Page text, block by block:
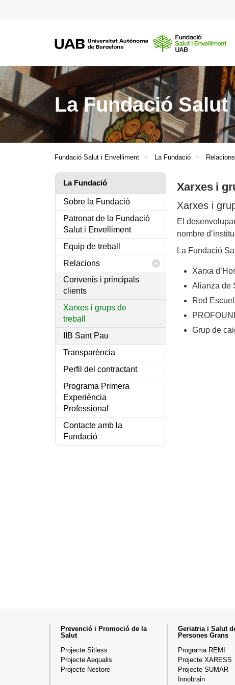
La Fundació
Fundació Salut i Envelliment La Fundació Relacions
La Fundació
Sobre la Fundació
Patronat de la Fundació
Salut i Envelliment
Equip de treball
Relacions
Convenis i principals
clients
Xarxes i grups de
treball
IIB Sant Pau
Transparència
Perfil del contractant
Programa Primera
Experiència
Professional
Contacte amb la
Fundació
Xarxes i
Xarxes i
El
nombre
La Fundació
Xarxa
Alianza de
Red
Grup de
Prevenció i Promoció de la
Salut
Projecte Sitless
Projecte Aequalis
Projecte Nestore
Geriatria i Salut
Persones Grans
Programa REMI
Projecte XARESS
Projecte SUMAR
Innobrain